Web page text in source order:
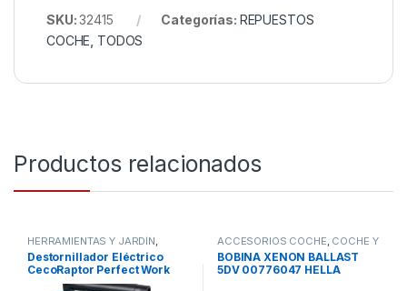
SKU:32415 Categorías: REPUESTOS
COCHE TODOS
Productos relacionados
HERRAMIENTAS Y JARDÍN
TODOS
Destornillador Eléctrico
CecoRaptor Perfect Work
360 Advance.
ACCESORIOS COCHE COCHE Y
MOTO , TODOS
BOBINA XENON BALLAST
5DV 00776047 HELLA